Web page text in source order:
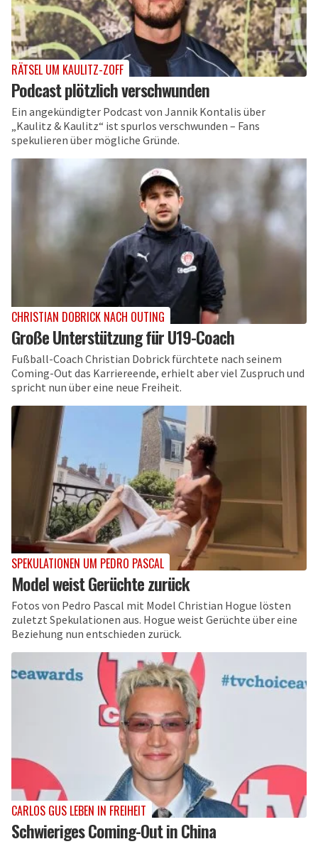
RÄTSEL UM KAULITZ-ZOFF
Podcast plötzlich verschwunden
Ein angekündigter Podcast von Jannik Kontalis über
„Kaulitz & Kaulitz“ ist spurlos verschwunden – Fans
spekulieren über mögliche Gründe.
CHRISTIAN DOBRICK NACH OUTING
Große Unterstützung für U19-Coach
Fußball-Coach Christian Dobrick fürchtete nach seinem
Coming-Out das Karriereende, erhielt aber viel Zuspruch und
spricht nun über eine neue Freiheit.
SPEKULATIONEN UM PEDRO PASCAL
Model weist Gerüchte zurück
Fotos von Pedro Pascal mit Model Christian Hogue lösten
zuletzt Spekulationen aus. Hogue weist Gerüchte über eine
Beziehung nun entschieden zurück.
CARLOS GUS LEBEN IN FREIHEIT
Schwieriges Coming-Out in China